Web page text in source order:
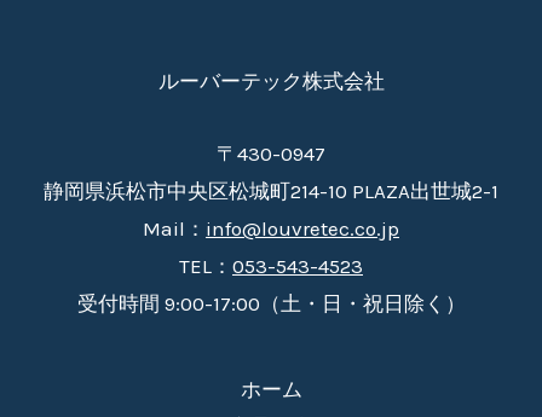
ルーバーテック株式会社
〒430-0947
静岡県浜松市中央区松城町214-10 PLAZA出世城2-1
Mail： info@louvretec.co.jp
TEL： 053-543-4523
受付時間 9:00-17:00（土・日・祝日除く）
ホーム